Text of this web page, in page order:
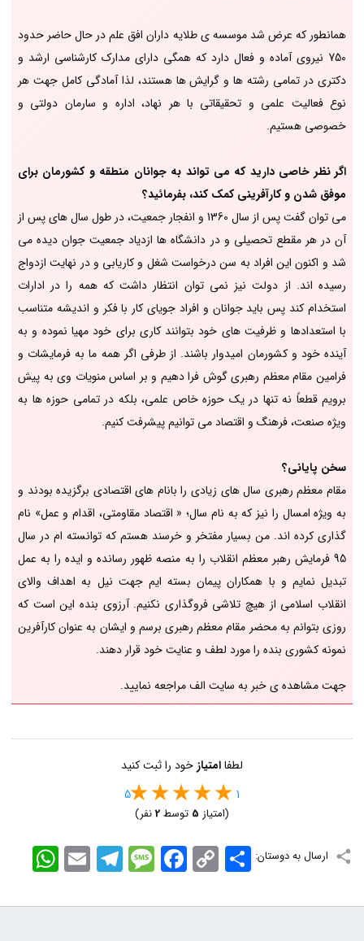
همانطور که عرض شد موسسه ی طلایه داران افق علم در حال حاضر حدود
750 نیروی آماده و فعال دارد که همگی دارای مدارک کارشناسی ارشد و
دکتری در تمامی رشته ها و گرایش ها هستند، لذا آمادگی کامل جهت هر
نوع فعالیت علمی و تحقیقاتی با هر نهاد، اداره و سارمان دولتی و
خصوصی هستیم.
اگر نظر خاصی دارید که می تواند به جوانان منطقه و کشورمان برای
موفق شدن و کارآفرینی کمک کند، بفرمائید؟
می توان گفت پس از سال 1360 و انفجار جمعیت، در طول سال های پس از
آن در هر مقطع تحصیلی و در دانشگاه ها ازدیاد جمعیت جوان دیده می
شد و اکنون این افراد به سن درخواست شغل و کاریابی و در نهایت ازدواج
رسیده اند. از دولت نیز نمی توان انتظار داشت که همه را در ادارات
استخدام کند پس باید جوانان و افراد جویای کار با فکر و اندیشه متناسب
با استعدادها و ظرفیت های خود بتوانند کاری برای خود مهیا نموده و به
آینده خود و کشورمان امیدوار باشند. از طرفی اگر همه ما به فرمایشات و
فرامین مقام معظم رهبری گوش فرا دهیم و بر اساس منویات وی به پیش
برویم قطعاً نه تنها در یک حوزه خاص علمی، بلکه در تمامی حوزه ها به
ویژه صنعت، فرهنگ و اقتصاد می توانیم پیشرفت کنیم.
سخن پایانی؟
مقام معظم رهبری سال های زیادی را بانام های اقتصادی برگزیده بودند و
به ویژه امسال را نیز که به نام سال؛ « اقتصاد مقاومتی، اقدام و عمل» نام
گذاری کرده اند. من بسیار مفتخر و خرسند هستم که توانسته ام در سال
95 فرمایش رهبر معظم انقلاب را به منصه ظهور رسانده و ایده را به عمل
تبدیل نمایم و با همکاران پیمان بسته ایم جهت نیل به اهداف والای
انقلاب اسلامی از هیچ تلاشی فروگذاری نکنیم. آرزوی بنده این است که
روزی بتوانم به محضر مقام معظم رهبری برسم و ایشان به عنوان کارآفرین
نمونه کشوری بنده را مورد لطف و عنایت خود قرار دهند.
جهت مشاهده ی خبر به سایت الف مراجعه نمایید.
لطفاامتیاز خود را ثبت کنید
1
5
(امتیاز 5 توسط2نفر)
ارسال به دوستان: WhatsApp EmailTelegramMessageFacebook Copy
Link
اشتراک